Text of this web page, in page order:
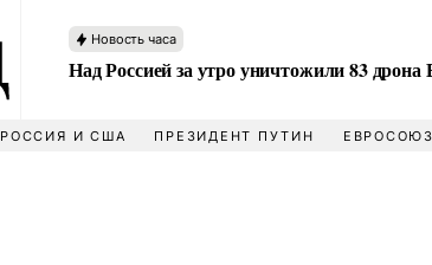
Новость часа
Над Россией за утро уничтожили 83
РОССИЯ И США ПРЕЗИДЕНТ ПУТИН ЕВРОСОЮЗ